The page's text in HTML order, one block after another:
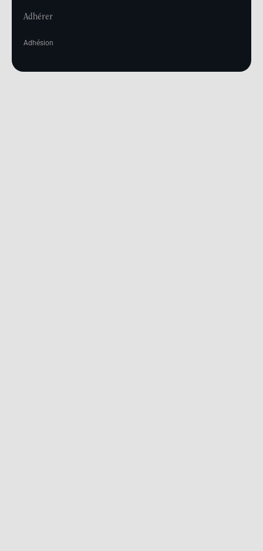
Adhérer
Adhésion